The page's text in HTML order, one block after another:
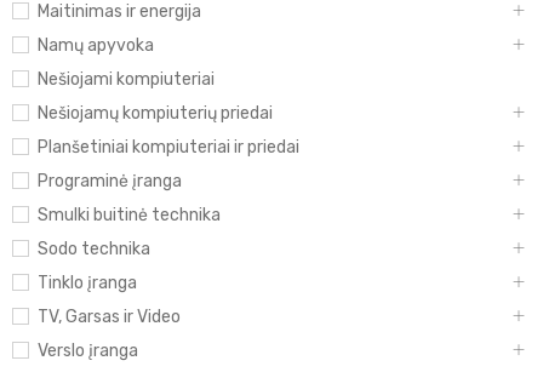
Maitinimas ir energija
Namų apyvoka
Nešiojami kompiuteriai
Nešiojamų kompiuterių priedai
Planšetiniai kompiuteriai ir priedai
Programinė įranga
Smulki buitinė technika
Sodo technika
Tinklo įranga
TV, Garsas ir Video
Verslo įranga